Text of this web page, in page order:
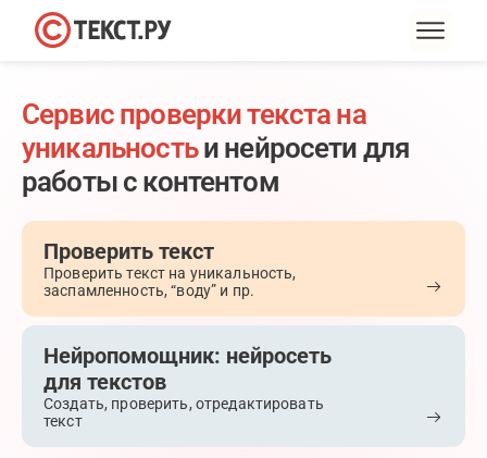
Сервис проверки текста на
уникальность и нейросети для
работы с контентом
Проверить текст
Проверить текст на уникальность,
заспамленность, “воду” и пр.
Нейропомощник: нейросеть
для текстов
Создать, проверить, отредактировать
текст